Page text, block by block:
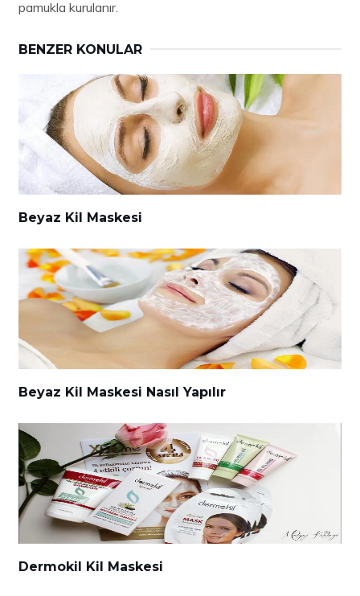
pamukla kurulanır.
BENZER KONULAR
Beyaz Kil Maskesi
Beyaz Kil Maskesi Nasıl Yapılır
Dermokil Kil Maskesi